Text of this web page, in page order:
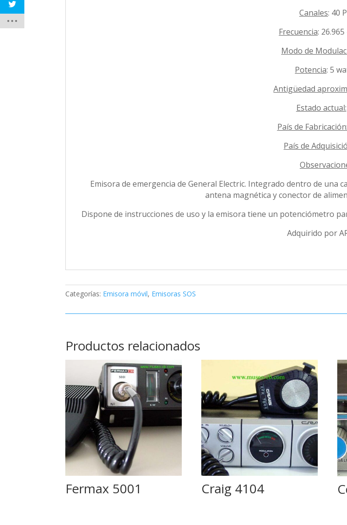
Canales: 40
Frecuencia:
Modo de
Potencia: 5
Antigüedad
Estado actual:
País de Fabricación:
País de
Emisora de emergencia de General Electric. Integrado dentro de una
antena magnética y conector de
Dispone de instrucciones de uso y la emisora tiene un potenciómetro
Adquirido por
Categorías: Emisora móvil, Emisoras SOS
Productos relacionados
Fermax 5001 Craig 4104